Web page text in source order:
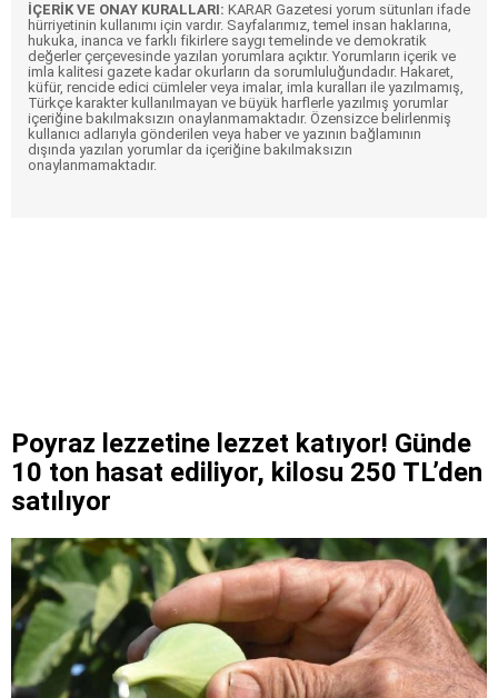
İÇERİK VE ONAY KURALLARI: KARAR Gazetesi yorum sütunları ifade
hürriyetinin kullanımı için vardır. Sayfalarımız, temel insan haklarına,
hukuka, inanca ve farklı fikirlere saygı temelinde ve demokratik
değerler çerçevesinde yazılan yorumlara açıktır. Yorumların içerik ve
imla kalitesi gazete kadar okurların da sorumluluğundadır. Hakaret,
küfür, rencide edici cümleler veya imalar, imla kuralları ile yazılmamış,
Türkçe karakter kullanılmayan ve büyük harflerle yazılmış yorumlar
içeriğine bakılmaksızın onaylanmamaktadır. Özensizce belirlenmiş
kullanıcı adlarıyla gönderilen veya haber ve yazının bağlamının
dışında yazılan yorumlar da içeriğine bakılmaksızın
onaylanmamaktadır.
Poyraz lezzetine lezzet katıyor! Günde
10 ton hasat ediliyor, kilosu 250 TL’den
satılıyor